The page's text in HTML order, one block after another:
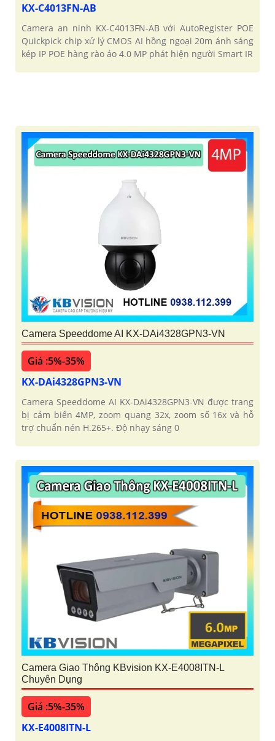
KX-C4013FN-AB
Camera an ninh KX-C4013FN-AB với AutoRegister POE
Quickpick chip xử lý CMOS AI hồng ngoại 20m ánh sáng
kép IP POE hàng rào ảo 4.0 MP phát hiện người Smart IR
Camera Speeddome AI KX-DAi4328GPN3-VN
Giá :5%-35%
KX-DAi4328GPN3-VN
Camera Speeddome AI KX-DAi4328GPN3-VN được trang
bị cảm biến 4MP, zoom quang 32x, zoom số 16x và hỗ
trợ chuẩn nén H.265+. Độ nhạy sáng 0
Camera Giao Thông KBvision KX-E4008ITN-L
Chuyên Dụng
Giá :5%-35%
KX-E4008ITN-L